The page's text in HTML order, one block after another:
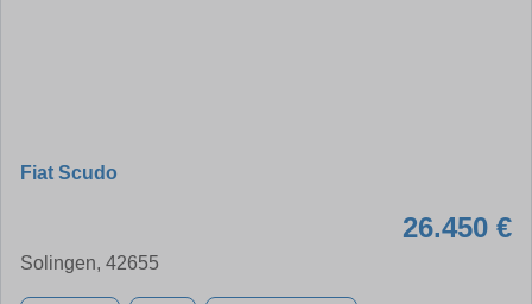
Fiat Scudo
26.450 €
Solingen, 42655